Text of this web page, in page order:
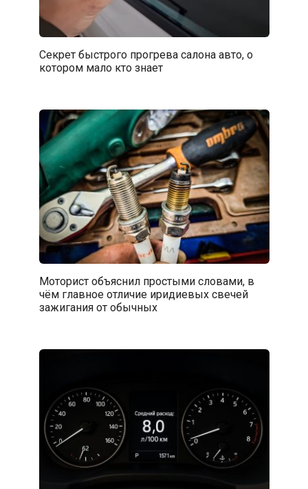
Секрет быстрого прогрева салона авто, о
котором мало кто знает
Моторист объяснил простыми словами, в
чём главное отличие иридиевых свечей
зажигания от обычных